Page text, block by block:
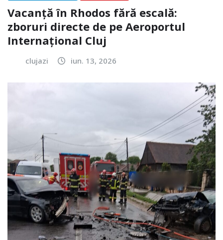
Vacanță în Rhodos fără escală:
zboruri directe de pe Aeroportul
Internațional Cluj
clujazi iun. 13, 2026